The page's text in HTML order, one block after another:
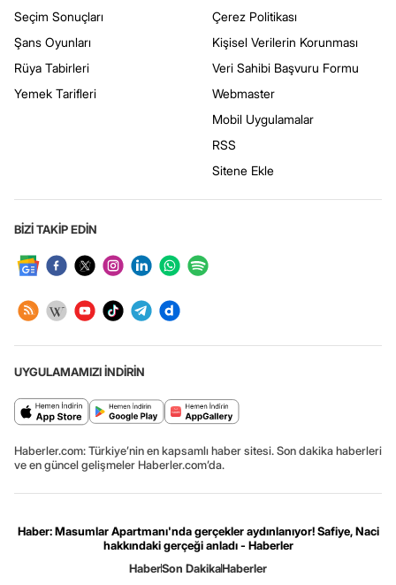
Seçim Sonuçları
Şans Oyunları
Rüya Tabirleri
Yemek Tarifleri
Çerez Politikası
Kişisel Verilerin Korunması
Veri Sahibi Başvuru Formu
Webmaster
Mobil Uygulamalar
RSS
Sitene Ekle
BİZİ TAKİP EDİN
UYGULAMAMIZI İNDİRİN
Haberler.com: Türkiye’nin en kapsamlı haber sitesi. Son dakika haberleri
ve en güncel gelişmeler Haberler.com’da.
Haber: Masumlar Apartmanı'nda gerçekler aydınlanıyor! Safiye, Naci
hakkındaki gerçeği anladı - Haberler
HaberSon DakikaHaberler